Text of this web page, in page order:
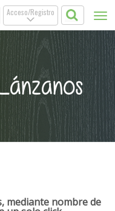
Acceso/Registro
.
mediante nombre de